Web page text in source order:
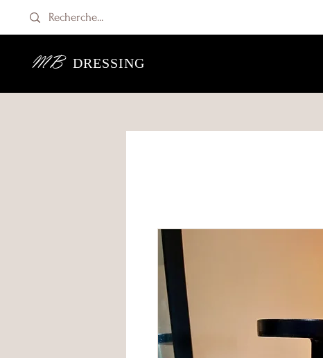
MBDRESSING